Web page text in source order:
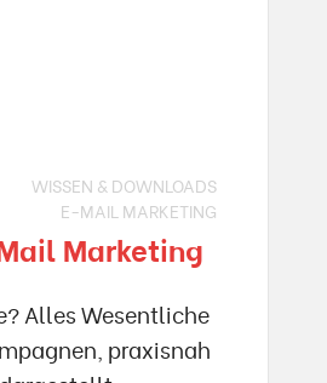
WISSEN & DOWNLOADS
E-MAIL MARKETING
Marketing
Alles Wesentliche
praxisnah